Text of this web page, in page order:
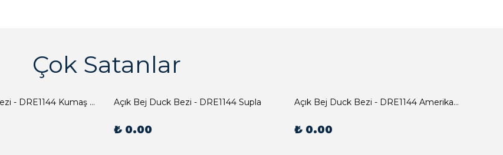
Çok Satanlar
Açık Bej Duck Bezi - DRE1144 Kumaş Peçete Açık Bej Duck Bezi - DRE1144 Supla
₺ 0.00
Açık Bej Duck Bezi - DRE1144 Amerikan Servis
₺ 0.00